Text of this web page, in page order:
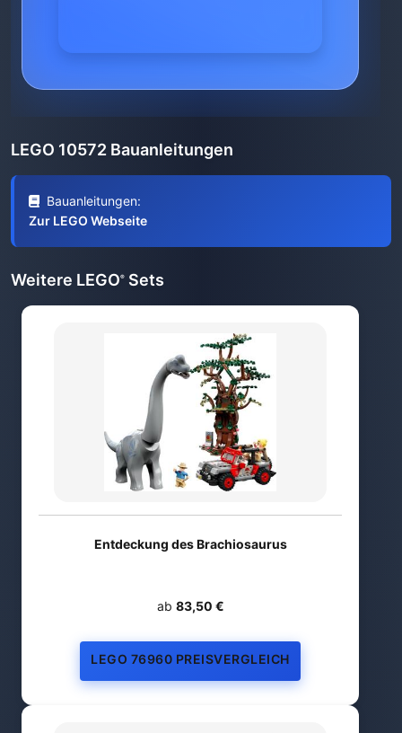
LEGO 10572 Bauanleitungen
Bauanleitungen:
Zur LEGO Webseite
Weitere LEGO® Sets
Entdeckung des Brachiosaurus
ab 83,50 €
LEGO 76960 PREISVERGLEICH